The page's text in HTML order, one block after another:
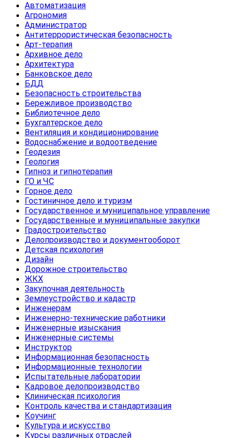
Автоматизация
Агрономия
Администратор
Антитеррористическая безопасность
Арт-терапия
Архивное дело
Архитектура
Банковское дело
БДД
Безопасность строительства
Бережливое производство
Библиотечное дело
Бухгалтерское дело
Вентиляция и кондиционирование
Водоснабжение и водоотведение
Геодезия
Геология
Гипноз и гипнотерапия
ГО и ЧС
Горное дело
Гостиничное дело и туризм
Государственное и муниципальное управление
Государственные и муниципальные закупки
Градостроительство
Делопроизводство и документооборот
Детская психология
Дизайн
Дорожное строительство
ЖКХ
Закупочная деятельность
Землеустройство и кадастр
Инженерам
Инженерно-технические работники
Инженерные изыскания
Инженерные системы
Инструктор
Информационная безопасность
Информационные технологии
Испытательные лаборатории
Кадровое делопроизводство
Клиническая психология
Контроль качества и стандартизация
Коучинг
Культура и искусство
Курсы различных отраслей